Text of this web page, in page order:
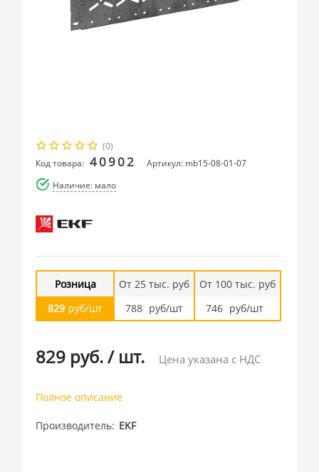
(0)
Код товара: 40902
Артикул: mb15-08-01-07
Наличие: мало
Розница
829 руб/шт
От 25 тыс. руб
788 руб/шт
От 100 тыс. руб
746 руб/шт
829 руб./ шт. Цена указана с НДС
Полное описание
Производитель EKF